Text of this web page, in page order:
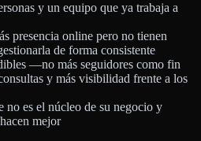
y un equipo que ya trabaja a
presencia online pero no tienen
de forma consistente
—no más seguidores como fin
y más visibilidad frente a los
no es el núcleo de su negocio y
mejor